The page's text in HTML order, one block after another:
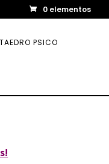
0 elementos
PSICO